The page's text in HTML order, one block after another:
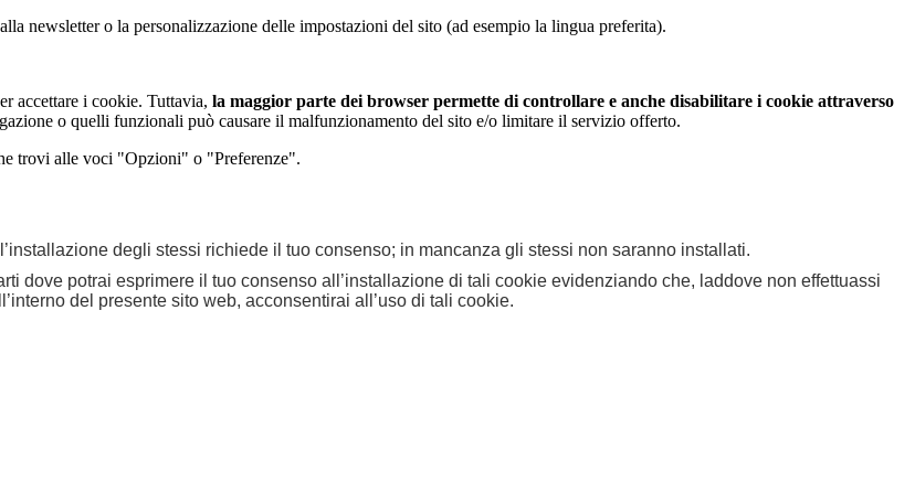
newsletter o la personalizzazione delle impostazioni del sito (ad esempio la lingua preferita).
accettare i cookie. Tuttavia, la maggior parte dei browser permette di controllare e anche disabilitare i cookie attraverso
o quelli funzionali può causare il malfunzionamento del sito e/o limitare il servizio offerto.
trovi alle voci "Opzioni" o "Preferenze".
degli stessi richiede il tuo consenso; in mancanza gli stessi non saranno installati.
dove potrai esprimere il tuo consenso all’installazione di tali cookie evidenziando che, laddove non effettuassi
del presente sito web, acconsentirai all’uso di tali cookie.